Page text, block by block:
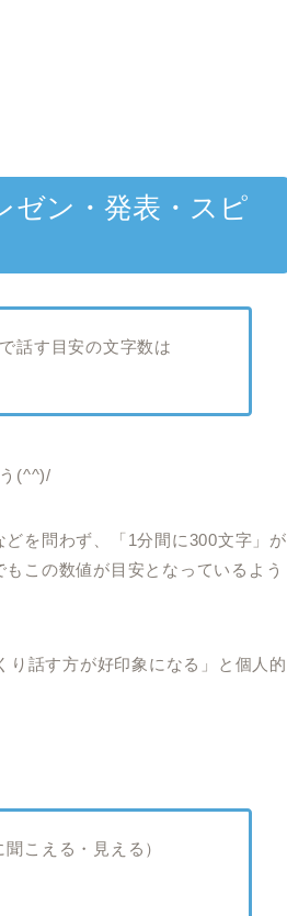
ゼン・発表・スピ
話す目安の文字数は
(^^)/
を問わず、「1分間に300文字」が
この数値が目安となっているよう
り話す方が好印象になる」と個人的
こえる・見える）